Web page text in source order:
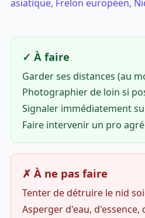
asiatique, Frelon européen,
✓ À faire
Garder ses distances (au
Photographier de loin si
Signaler immédiatement
Faire intervenir un pro
✗ À ne pas faire
Tenter de détruire le nid
Asperger d'eau, d'essence,